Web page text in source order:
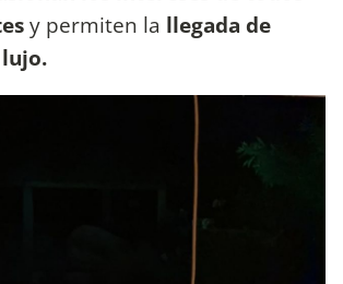
y permiten la llegada de